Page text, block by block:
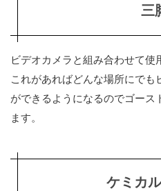
三
ビデオカメラと組み合わせて使
これがあればどんな場所にでも
ができるようになるのでゴース
ます。
ケミカ